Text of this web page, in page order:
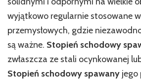
wyjątkowo regularnie stosowane
przemysłowych, gdzie
są ważne. Stopień schodowy
zwłaszcza ze stali ocynkowanej
Stopień schodowy spawany jego